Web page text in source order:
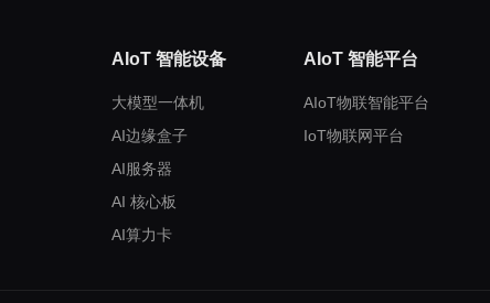
AIoT 智能设备
大模型一体机
AI边缘盒子
AI服务器
AI 核心板
AI算力卡
AIoT 智能平台
AIoT物联智能平台
IoT物联网平台